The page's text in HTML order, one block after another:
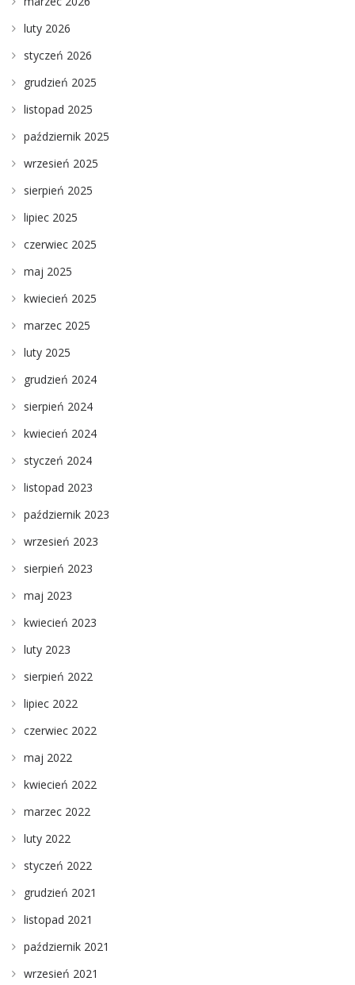
luty 2026
styczeń 2026
grudzień 2025
listopad 2025
październik 2025
wrzesień 2025
sierpień 2025
lipiec 2025
czerwiec 2025
maj 2025
kwiecień 2025
marzec 2025
luty 2025
grudzień 2024
sierpień 2024
kwiecień 2024
styczeń 2024
listopad 2023
październik 2023
wrzesień 2023
sierpień 2023
maj 2023
kwiecień 2023
luty 2023
sierpień 2022
lipiec 2022
czerwiec 2022
maj 2022
kwiecień 2022
marzec 2022
luty 2022
styczeń 2022
grudzień 2021
listopad 2021
październik 2021
wrzesień 2021